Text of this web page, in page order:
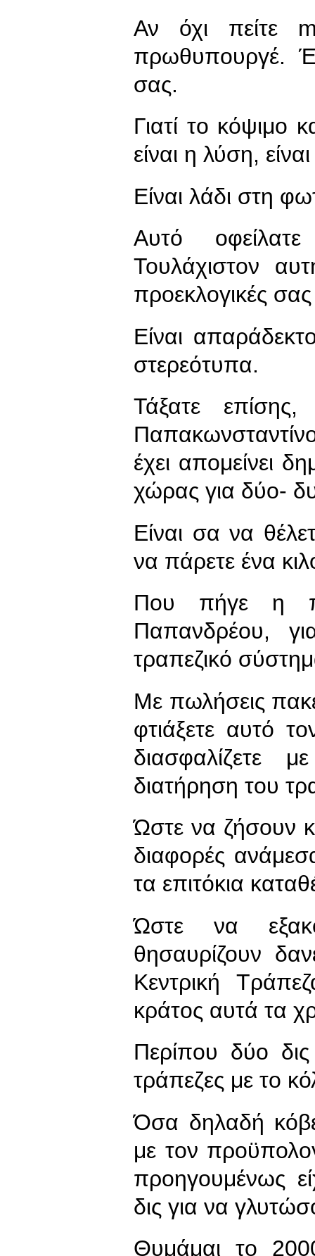
Αν όχι πείτε
πρωθυπουργέ.
σας.
Γιατί το κόψιμο
είναι η λύση,
Είναι λάδι στη
Αυτό
Τουλάχιστον
προεκλογικές σας
Είναι
στερεότυπα.
Τάξατε
έχει απομείνει
χώρας για δύο-
Είναι σα να
να πάρετε ένα
Που πήγε η
Παπανδρέου,
τραπεζικό
Με πωλήσεις
φτιάξετε αυτό
διασφαλίζετε
διατήρηση του
Ώστε να ζήσουν
διαφορές
τα επιτόκια
Ώστε να
θησαυρίζουν
Κεντρική
κράτος αυτά τα
Περίπου δύο
τράπεζες με το
Όσα δηλαδή
με τον
προηγουμένως
δις για να
Θυμάμαι το